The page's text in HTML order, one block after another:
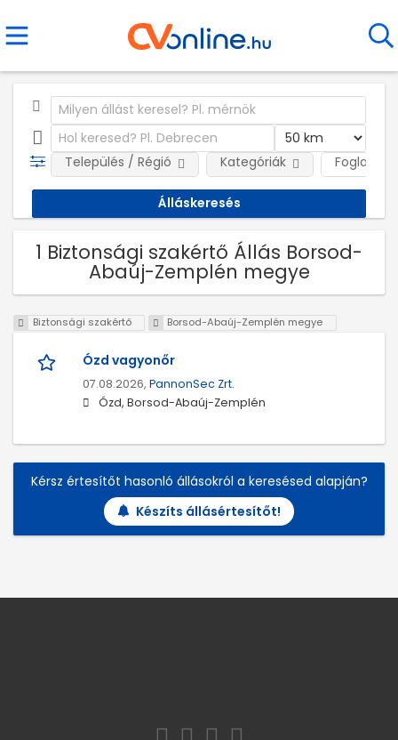
Település / Régió Kategóriák
1 Biztonsági szakértő Állás Borsod-
Abaúj-Zemplén megye
Biztonsági szakértő Borsod-Abaúj-Zemplén megye
Ózd vagyonőr
07.08.2026, PannonSec Zrt.
Ózd, Borsod-Abaúj-Zemplén
Kérsz értesítőt hasonló állásokról a keresésed alapján?
Készíts állásértesítőt!